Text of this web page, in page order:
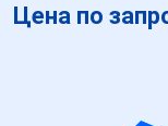
Цена по